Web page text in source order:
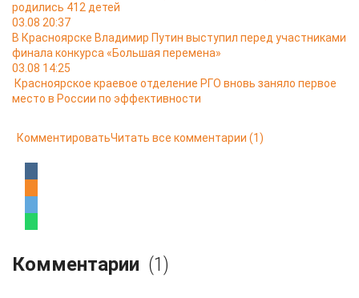
родились 412 детей
03.08 20:37
В Красноярске Владимир Путин выступил перед участниками
финала конкурса «Большая перемена»
03.08 14:25
Красноярское краевое отделение РГО вновь заняло первое
место в России по эффективности
КомментироватьЧитать все комментарии (1)
Комментарии (1)